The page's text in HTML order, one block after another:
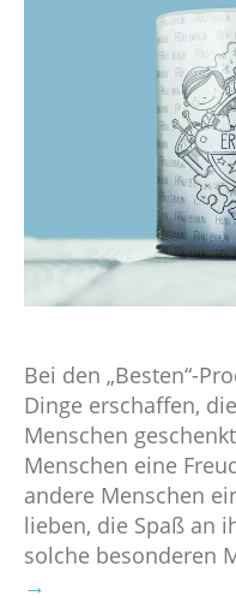
Bei den „Besten“-
Dinge erschaffen,
Menschen
Menschen eine
andere Menschen
lieben, die Spaß an
solche besonderen
→